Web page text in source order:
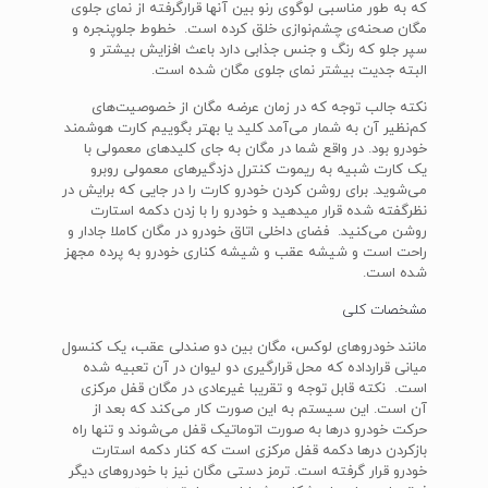
که به طور مناسبی لوگوی رنو بین آنها قرارگرفته از نمای جلوی
مگان صحنه‌ی چشم‌نوازی خلق کرده است. خطوط جلوپنجره و
سپر جلو که رنگ و جنس جذابی دارد باعث افزایش بیشتر و
البته جدیت بیشتر نمای جلوی مگان شده است.
نکته جالب توجه که در زمان عرضه مگان از خصوصیت‌های
کم‌نظیر آن به شمار می‌آمد کلید یا بهتر بگوییم کارت هوشمند
خودرو بود. در واقع شما در مگان به جای کلیدهای معمولی با
یک کارت شبیه به ریموت کنترل دزدگیرهای معمولی روبرو
می‌شوید. برای روشن کردن خودرو کارت را در جایی که برایش در
نظرگفته شده قرار می‎دهید و خودرو را با زدن دکمه استارت
روشن می‌کنید. فضای داخلی اتاق خودرو در مگان کاملا جادار و
راحت است و شیشه‌ عقب و شیشه کناری خودرو به پرده مجهز
شده است.
مشخصات کلی
مانند خودروهای لوکس، مگان بین دو صندلی عقب، یک کنسول
میانی قرارداده که محل قرارگیری دو لیوان در آن تعبیه شده
است. نکته قابل توجه و تقریبا غیرعادی در مگان قفل مرکزی
آن است. این سیستم به این صورت کار می‌کند که بعد از
حرکت خودرو درها به صورت اتوماتیک قفل می‌شوند و تنها راه
بازکردن درها دکمه قفل مرکزی است که کنار دکمه استارت
خودرو قرار گرفته است. ترمز دستی مگان نیز با خودروهای دیگر